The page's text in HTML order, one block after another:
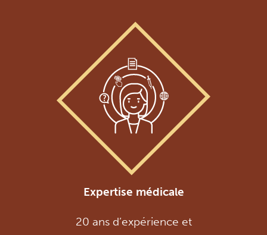
Expertise médicale
20 ans d’expérience et